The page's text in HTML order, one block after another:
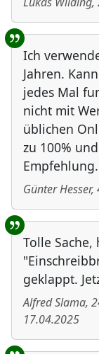
Ich
Jahren.
jedes Mal
nicht mit
üblichen
zu 100%
Empfehlung.
Günter Hesser,
Tolle
geklappt.
Alfred Slama,
17.04.2025